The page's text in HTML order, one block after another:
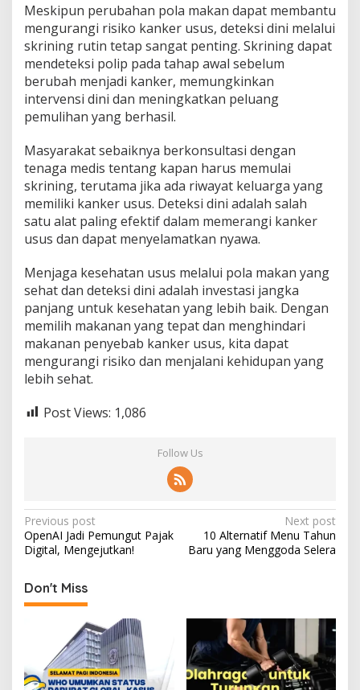
Meskipun perubahan pola makan dapat membantu
mengurangi risiko kanker usus, deteksi dini melalui
skrining rutin tetap sangat penting. Skrining dapat
mendeteksi polip pada tahap awal sebelum
berubah menjadi kanker, memungkinkan
intervensi dini dan meningkatkan peluang
pemulihan yang berhasil.
Masyarakat sebaiknya berkonsultasi dengan
tenaga medis tentang kapan harus memulai
skrining, terutama jika ada riwayat keluarga yang
memiliki kanker usus. Deteksi dini adalah salah
satu alat paling efektif dalam memerangi kanker
usus dan dapat menyelamatkan nyawa.
Menjaga kesehatan usus melalui pola makan yang
sehat dan deteksi dini adalah investasi jangka
panjang untuk kesehatan yang lebih baik. Dengan
memilih makanan yang tepat dan menghindari
makanan penyebab kanker usus, kita dapat
mengurangi risiko dan menjalani kehidupan yang
lebih sehat.
Post Views: 1,086
Follow Us
Post
navigation
Previous post
OpenAI Jadi Pemungut Pajak
Digital, Mengejutkan!
Next post
10 Alternatif Menu Tahun
Baru yang Menggoda Selera
Don't Miss